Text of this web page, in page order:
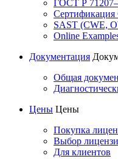
ГОСТ Р
SAST (CWE,
Online
Документация
Общая
Цены Цены
Покупка
Выбор
Для клиентов